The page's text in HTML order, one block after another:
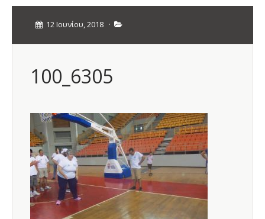
12 Ιουνίου, 2018 ·
100_6305